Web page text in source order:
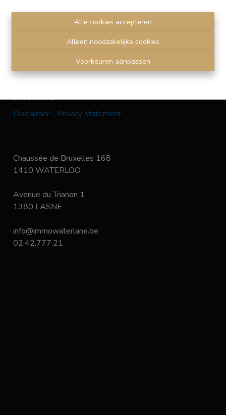
Alle cookies accepteren
Alleen noodzakelijke cookies
Voorkeuren aanpassen
SRL IMMO Water Lane - TVA BE 0755330288
Agrétion I.P.I. N° 510.423
RC professionnelle et cautionnement vis AXA Belgium
Institut professionnel des agents immobiliers, rue du
Luxembourg 16 B, 1000 Bruxelles. Lecode de
immobiliers.
Disclaimer - Privacy statement
Chaussée de Bruxelles 168
1410 WATERLOO
Avenue du Trianon 1
1380 LASNE
info@immowaterlane.be
02.42.777.21